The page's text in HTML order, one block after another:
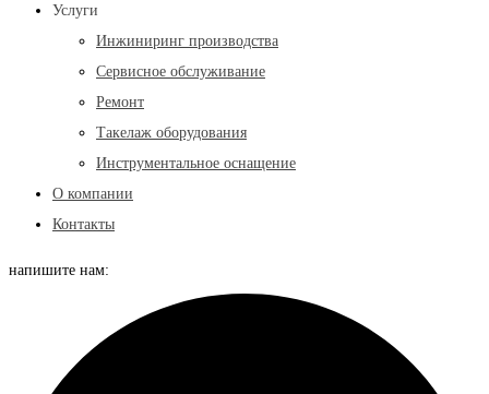
Услуги
Инжиниринг производства
Сервисное обслуживание
Ремонт
Такелаж оборудования
Инструментальное оснащение
О компании
Контакты
напишите нам: